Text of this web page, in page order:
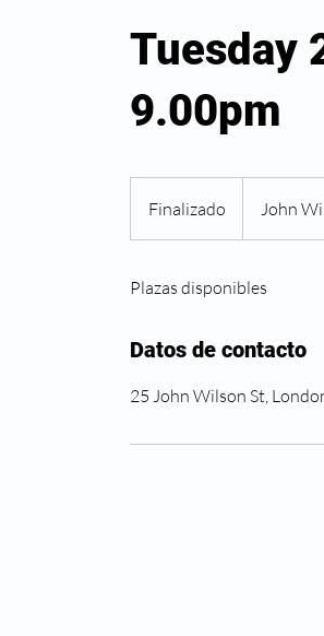
Tuesday
9.00pm
Finalizado
i
a
i
a
o
John
Plazas disponibles
Datos de contacto
25 John Wilson St,